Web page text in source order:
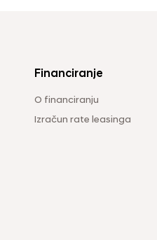
Financiranje
O financiranju
Izračun rate leasinga